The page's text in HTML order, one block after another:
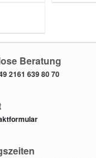
Beratung
2161 639 80 70